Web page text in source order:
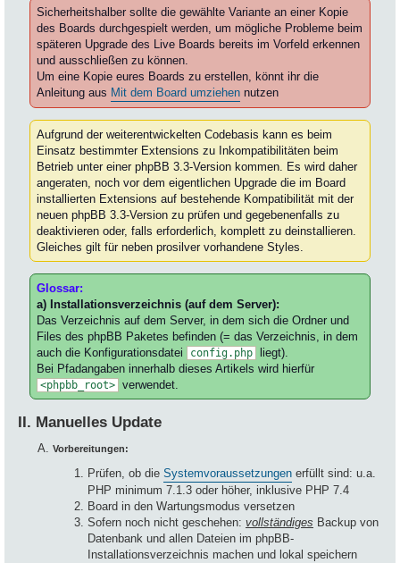
Sicherheitshalber sollte die gewählte Variante an einer Kopie
des Boards durchgespielt werden, um mögliche Probleme beim
späteren Upgrade des Live Boards bereits im Vorfeld erkennen
und ausschließen zu können.
Um eine Kopie eures Boards zu erstellen, könnt ihr die
Anleitung aus Mit dem Board umziehennutzen
Aufgrund der weiterentwickelten Codebasis kann es beim
Einsatz bestimmter Extensions zu Inkompatibilitäten beim
Betrieb unter einer phpBB 3.3-Version kommen. Es wird daher
angeraten, noch vor dem eigentlichen Upgrade die im Board
installierten Extensions auf bestehende Kompatibilität mit der
neuen phpBB 3.3-Version zu prüfen und gegebenenfalls zu
deaktivieren oder, falls erforderlich, komplett zu deinstallieren.
Gleiches gilt für neben prosilver vorhandene Styles.
Glossar:
a) Installationsverzeichnis (auf dem Server):
Das Verzeichnis auf dem Server, in dem sich die Ordner und
Files des phpBB Paketes befinden (= das Verzeichnis, in dem
auch die Konfigurationsdatei
config.php
liegt).
Bei Pfadangaben innerhalb dieses Artikels wird hierfür
<phpbb_root> verwendet.
II. Manuelles Update
Vorbereitungen:
Prüfen, ob die Systemvoraussetzungen erfüllt sind: u.a.
PHP minimum 7.1.3 oder höher, inklusive PHP 7.4
Board in den Wartungsmodus versetzen
Sofern noch nicht geschehen: vollständiges Backup von
Datenbank und allen Dateien im phpBB-
Installationsverzeichnis machen und lokal speichern